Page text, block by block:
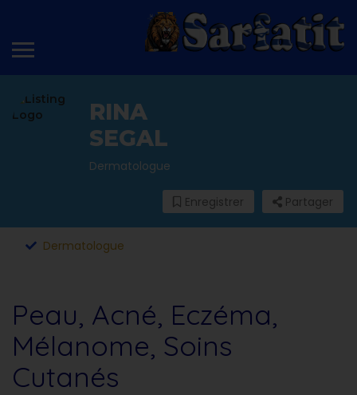
RINA
SEGAL
Dermatologue
Partager
Enregistrer
Dermatologue
Peau, Acné, Eczéma,
Mélanome, Soins
Cutanés